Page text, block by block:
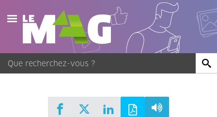
Actualités
Agenda
Publications